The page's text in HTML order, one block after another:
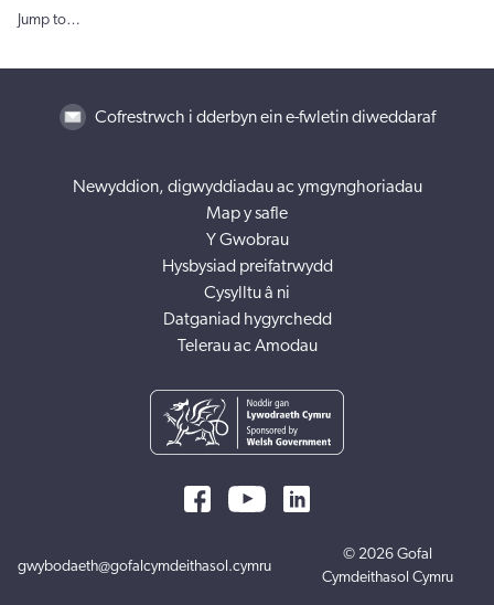
Jump to…
Cofrestrwch i dderbyn ein e-fwletin diweddaraf
Newyddion, digwyddiadau ac ymgynghoriadau
Map y safle
Y Gwobrau
Hysbysiad preifatrwydd
Cysylltu â ni
Datganiad hygyrchedd
Telerau ac Amodau
gwybodaeth@gofalcymdeithasol.cymru
© 2026 Gofal
Cymdeithasol Cymru